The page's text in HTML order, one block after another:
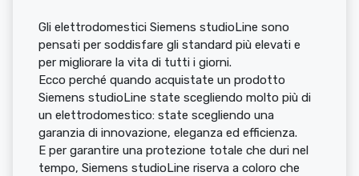
Gli elettrodomestici Siemens studioLine sono
pensati per soddisfare gli standard più elevati e
per migliorare la vita di tutti i giorni.
Ecco perché quando acquistate un prodotto
Siemens studioLine state scegliendo molto più di
un elettrodomestico: state scegliendo una
garanzia di innovazione, eleganza ed efficienza.
E per garantire una protezione totale che duri nel
tempo, Siemens studioLine riserva a coloro che